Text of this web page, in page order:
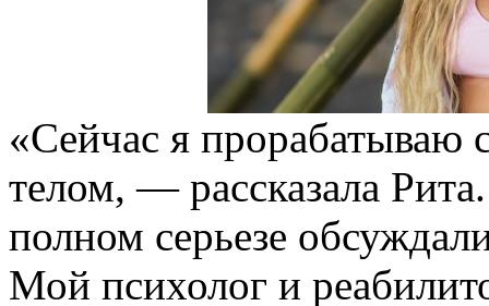
«Сейчас я прорабатываю
телом, — рассказала
полном серьезе
Мой психолог и